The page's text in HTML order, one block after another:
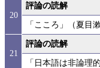
20
評論の読解
「こころ」（夏目
21
評論の読解
「日本語は非論理